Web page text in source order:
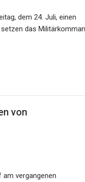
dem 24. Juli, einen
das
von
am vergangenen